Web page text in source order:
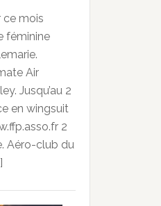
ce mois
féminine
Air
Jusqu’au 2
en wingsuit
2
Aéro-club du